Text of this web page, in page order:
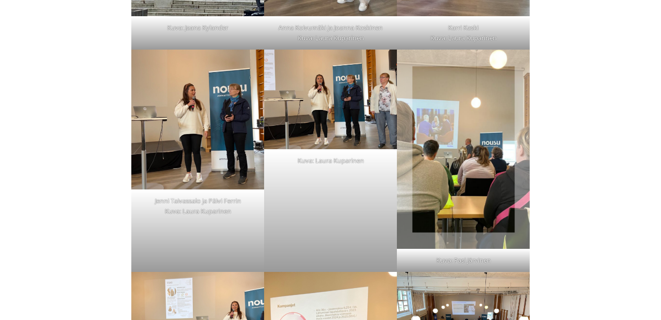
Kuva: Jaana Kylander
Anna Koivumäki ja Joanna Koskinen
Kuva: Laura Kuparinen
Karri Kaski
Kuva: Laura Kuparinen
Jenni Taivassalo ja Päivi Ferrin
Kuva: Laura Kuparinen
Kuva: Laura Kuparinen
Kuva: Pasi Järvinen